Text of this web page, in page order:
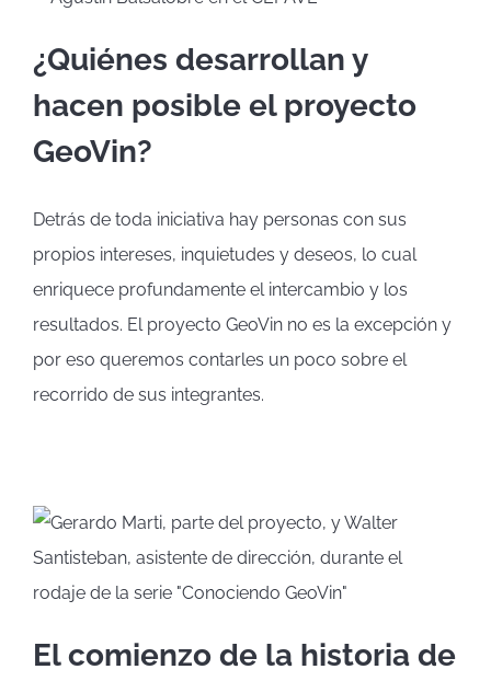
¿Quiénes desarrollan y
hacen posible el proyecto
GeoVin?
Detrás de toda iniciativa hay personas con sus
propios intereses, inquietudes y deseos, lo cual
enriquece profundamente el intercambio y los
resultados. El proyecto GeoVin no es la excepción y
por eso queremos contarles un poco sobre el
recorrido de sus integrantes.
El comienzo de la historia de